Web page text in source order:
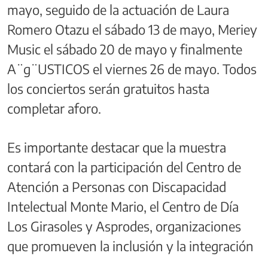
mayo, seguido de la actuación de Laura
Romero Otazu el sábado 13 de mayo, Meriey
Music el sábado 20 de mayo y finalmente
A¨g¨USTICOS el viernes 26 de mayo. Todos
los conciertos serán gratuitos hasta
completar aforo.
Es importante destacar que la muestra
contará con la participación del Centro de
Atención a Personas con Discapacidad
Intelectual Monte Mario, el Centro de Día
Los Girasoles y Asprodes, organizaciones
que promueven la inclusión y la integración